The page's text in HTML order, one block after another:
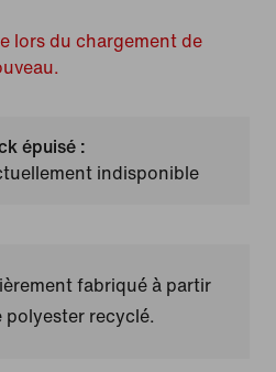
lors du chargement de
épuisé :
indisponible
fabriqué à partir
polyester recyclé.